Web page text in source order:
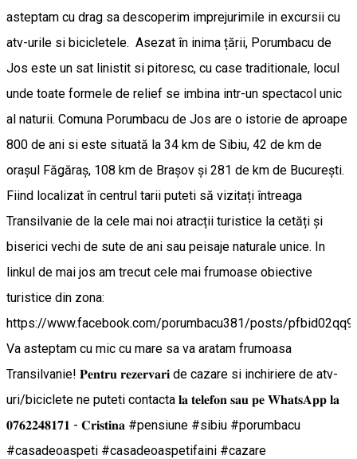
asteptam cu drag sa descoperim imprejurimile in excursii cu
atv-urile si bicicletele. Asezat în inima țării, Porumbacu de
Jos este un sat linistit si pitoresc, cu case traditionale, locul
unde toate formele de relief se imbina intr-un spectacol unic
al naturii. Comuna Porumbacu de Jos are o istorie de aproape
800 de ani si este situată la 34 km de Sibiu, 42 de km de
orașul Făgăraș, 108 km de Brașov și 281 de km de București.
Fiind localizat în centrul tarii puteti să vizitați întreaga
Transilvanie de la cele mai noi atracții turistice la cetăți și
biserici vechi de sute de ani sau peisaje naturale unice. In
linkul de mai jos am trecut cele mai frumoase obiective
turistice din zona:
https://www.facebook.com/porumbacu381/posts/
Va asteptam cu mic cu mare sa va aratam frumoasa
Transilvanie! 𝐏𝐞𝐧𝐭𝐫𝐮 𝐫𝐞𝐳𝐞𝐫𝐯𝐚𝐫𝐢 de cazare si inchiriere de atv-
uri/biciclete ne puteti contacta 𝐥𝐚 𝐭𝐞𝐥𝐞𝐟𝐨𝐧 𝐬𝐚𝐮 𝐩𝐞 𝐖𝐡𝐚𝐭𝐬𝐀𝐩𝐩 𝐥𝐚
𝟎𝟕𝟔𝟐𝟐𝟒𝟖𝟏𝟕𝟏 - 𝐂𝐫𝐢𝐬𝐭𝐢𝐧𝐚 #pensiune #sibiu #porumbacu
#casadeoaspeti #casadeoaspetifaini #cazare